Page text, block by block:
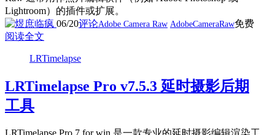
Lightroom）的插件或扩展。
06/20评论Adobe Camera Raw AdobeCameraRaw免费
阅读全文
LRTimelapse
LRTimelapse Pro v7.5.3 延时摄影后期
工具